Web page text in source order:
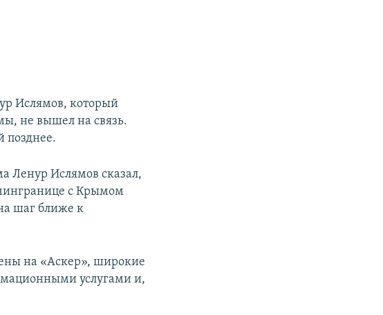
Ислямов, который
не вышел на связь.
позднее.
Ленур Ислямов сказал,
с Крымом
шаг ближе к
на «Аскер», широкие
услугами и,